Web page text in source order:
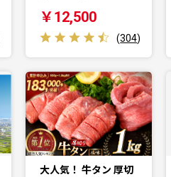
￥12,500
(304)
大人気！ 牛タン 厚切